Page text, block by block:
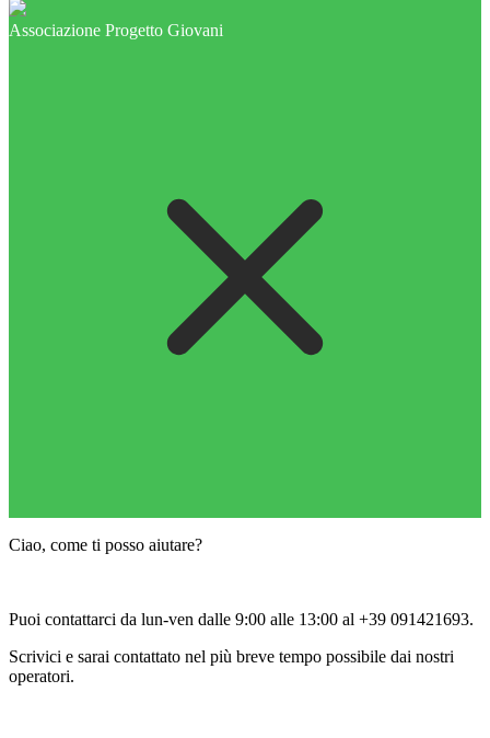
Associazione Progetto Giovani
Ciao, come ti posso aiutare?
Puoi contattarci da lun-ven dalle 9:00 alle 13:00 al +39 091421693.
Scrivici e sarai contattato nel più breve tempo possibile dai nostri
operatori.